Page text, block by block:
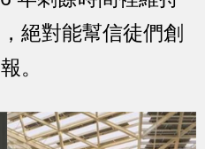
絕對能幫信徒們創
。